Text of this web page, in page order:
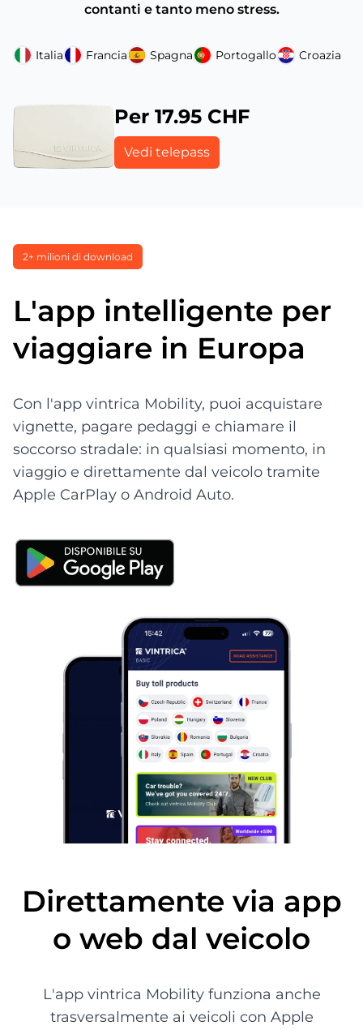
contanti e tanto meno stress.
Italia Francia Spagna Portogallo Croazia
Per 17.95 CHF
Vedi telepass
2+ milioni di download
L'app intelligente per
viaggiare in Europa
Con l'app vintrica Mobility, puoi acquistare
vignette, pagare pedaggi e chiamare il
soccorso stradale: in qualsiasi momento, in
viaggio e direttamente dal veicolo tramite
Apple CarPlay o Android Auto.
Direttamente via app
o web dal veicolo
L'app vintrica Mobility funziona anche
trasversalmente ai veicoli con Apple